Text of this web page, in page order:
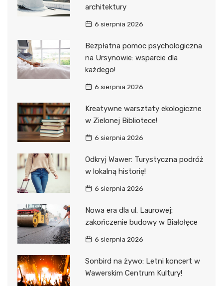
architektury
6 sierpnia 2026
Bezpłatna pomoc psychologiczna
na Ursynowie: wsparcie dla
każdego!
6 sierpnia 2026
Kreatywne warsztaty ekologiczne
w Zielonej Bibliotece!
6 sierpnia 2026
Odkryj Wawer: Turystyczna podróż
w lokalną historię!
6 sierpnia 2026
Nowa era dla ul. Laurowej:
zakończenie budowy w Białołęce
6 sierpnia 2026
Sonbird na żywo: Letni koncert w
Wawerskim Centrum Kultury!